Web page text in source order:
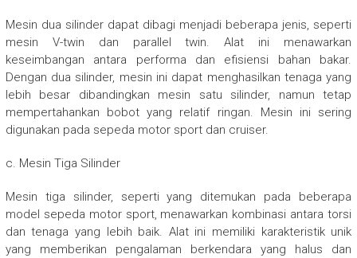
Mesin dua silinder dapat dibagi menjadi beberapa jenis, seperti
mesin V-twin dan parallel twin. Alat ini menawarkan
keseimbangan antara performa dan efisiensi bahan bakar.
Dengan dua silinder, mesin ini dapat menghasilkan tenaga yang
lebih besar dibandingkan mesin satu silinder, namun tetap
mempertahankan bobot yang relatif ringan. Mesin ini sering
digunakan pada sepeda motor sport dan cruiser.
c. Mesin Tiga Silinder
Mesin tiga silinder, seperti yang ditemukan pada beberapa
model sepeda motor sport, menawarkan kombinasi antara torsi
dan tenaga yang lebih baik. Alat ini memiliki karakteristik unik
yang memberikan pengalaman berkendara yang halus dan